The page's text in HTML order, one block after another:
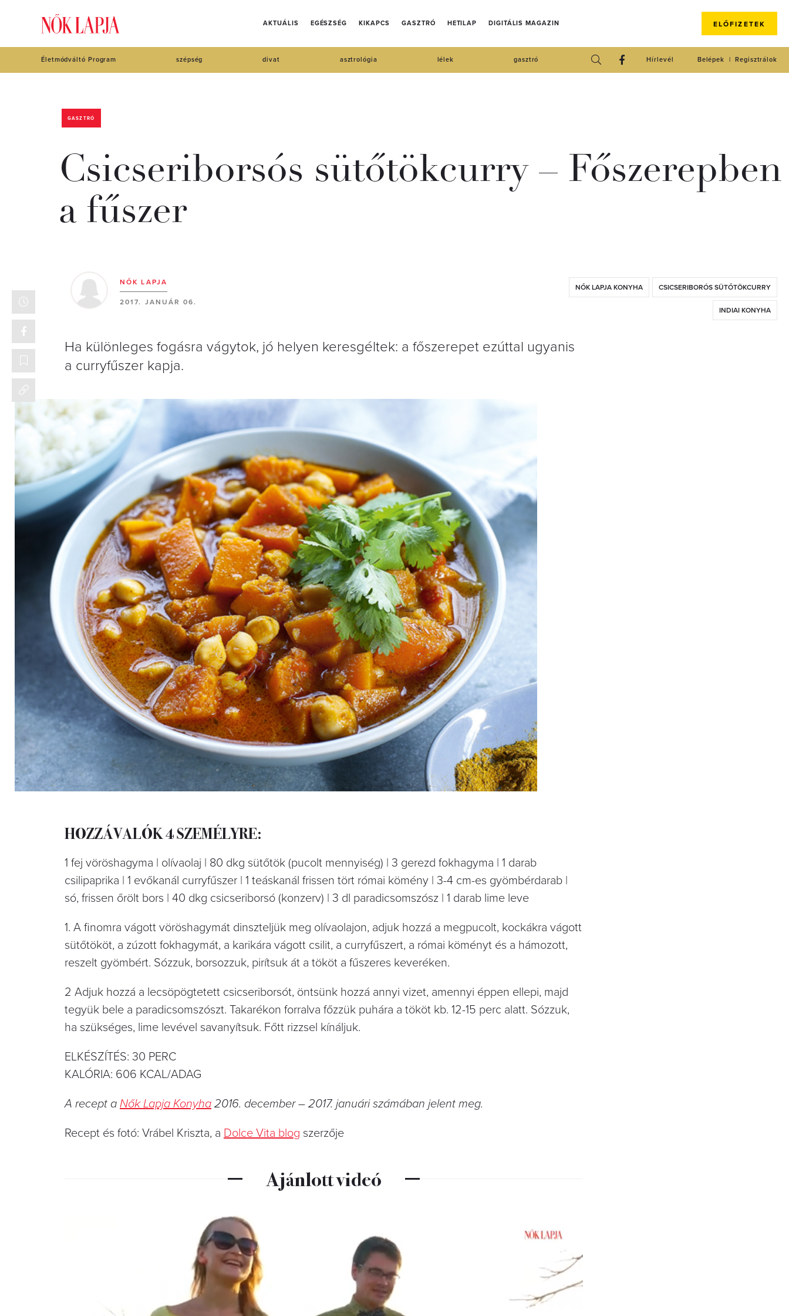
AKTUÁLIS EGÉSZSÉG KIKAPCS GASZTRÓ HETILAP DIGITÁLIS MAGAZIN ELŐFIZETEK
Életmódváltó Program szépség divat asztrológia lélek gasztró Regisztrálok
Belépek
Hírlevél
GASZTRÓ
Csicseriborsós sütőtökcurry – Főszerepben
a fűszer
NŐK LAPJA
2017. JANUÁR 06.
NŐK LAPJA KONYHA CSICSERIBORÓS SÜTŐTÖKCURRY
INDIAI KONYHA
Ha különleges fogásra vágytok, jó helyen keresgéltek: a főszerepet ezúttal ugyanis
a curryfűszer kapja.
HOZZÁVALÓK 4 SZEMÉLYRE:
1 fej vöröshagyma | olívaolaj | 80 dkg sütőtök (pucolt mennyiség) | 3 gerezd fokhagyma | 1 darab
csilipaprika | 1 evőkanál curryfűszer | 1 teáskanál frissen tört római kömény | 3-4 cm-es gyömbérdarab |
só, frissen őrölt bors | 40 dkg csicseriborsó (konzerv) | 3 dl paradicsomszósz | 1 darab lime leve
1. A ﬁnomra vágott vöröshagymát dinszteljük meg olívaolajon, adjuk hozzá a megpucolt, kockákra vágott
sütőtököt, a zúzott fokhagymát, a karikára vágott csilit, a curryfűszert, a római köményt és a hámozott,
reszelt gyömbért. Sózzuk, borsozzuk, pirítsuk át a tököt a fűszeres keveréken.
2 Adjuk hozzá a lecsöpögtetett csicseriborsót, öntsünk hozzá annyi vizet, amennyi éppen ellepi, majd
tegyük bele a paradicsomszószt. Takarékon forralva főzzük puhára a tököt kb. 12-15 perc alatt. Sózzuk,
ha szükséges, lime levével savanyítsuk. Főtt rizzsel kínáljuk.
ELKÉSZÍTÉS: 30 PERC
KALÓRIA: 606 KCAL/ADAG
A recept a Nők Lapja Konyha 2016. december – 2017. januári számában jelent meg.
Recept és fotó: Vrábel Kriszta, a Dolce Vita blog szerzője
Ajánlott videó